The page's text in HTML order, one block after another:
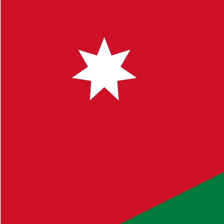
محتوى يساعدك في اتخاذ قرارات مستنيرة.
للوصول إلى مواضيع محددة. نشجعكم على ترك تعليقاتكم
أي استفسار أو ملاحظة، لا تتردد في التواصل معنا.